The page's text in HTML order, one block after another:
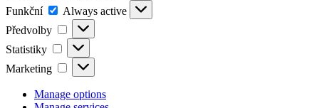
Funkční
Funkční
Always active
Předvolby
Předvolby
Statistiky Statistiky
Marketing Marketing
Manage options